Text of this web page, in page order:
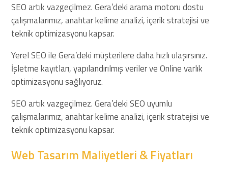
SEO artık vazgeçilmez. Gera’deki arama motoru dostu
çalışmalarımız, anahtar kelime analizi, içerik stratejisi ve
teknik optimizasyonu kapsar.
Yerel SEO ile Gera’deki müşterilere daha hızlı ulaşırsınız.
İşletme kayıtları, yapılandırılmış veriler ve Online varlık
optimizasyonu sağlıyoruz.
SEO artık vazgeçilmez. Gera’deki SEO uyumlu
çalışmalarımız, anahtar kelime analizi, içerik stratejisi ve
teknik optimizasyonu kapsar.
Web Tasarım Maliyetleri & Fiyatları